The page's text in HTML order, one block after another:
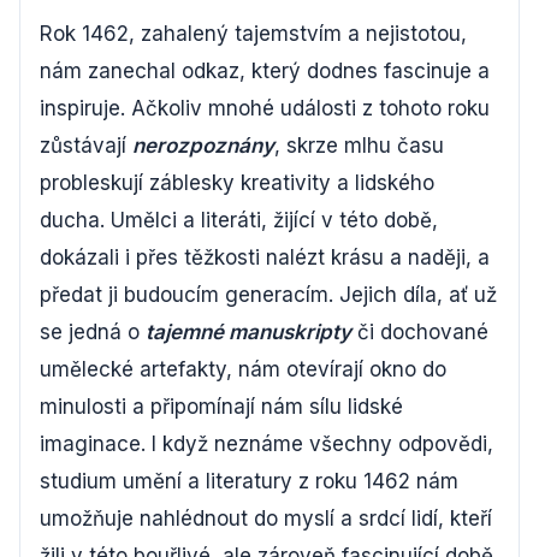
Rok 1462, zahalený tajemstvím a nejistotou,
nám zanechal odkaz, který dodnes fascinuje a
inspiruje. Ačkoliv mnohé události z tohoto roku
zůstávají nerozpoznány, skrze mlhu času
probleskují záblesky kreativity a lidského
ducha. Umělci a literáti, žijící v této době,
dokázali i přes těžkosti nalézt krásu a naději, a
předat ji budoucím generacím. Jejich díla, ať už
se jedná o tajemné manuskriptyči dochované
umělecké artefakty, nám otevírají okno do
minulosti a připomínají nám sílu lidské
imaginace. I když neznáme všechny odpovědi,
studium umění a literatury z roku 1462 nám
umožňuje nahlédnout do myslí a srdcí lidí, kteří